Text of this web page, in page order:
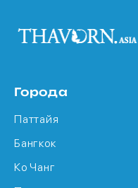
Города
Паттайя
Бангкок
Ко Чанг